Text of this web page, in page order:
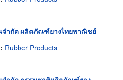
จำกัด ผลิตภัณฑ์ยางไทยพาณิชย์
Rubber Products